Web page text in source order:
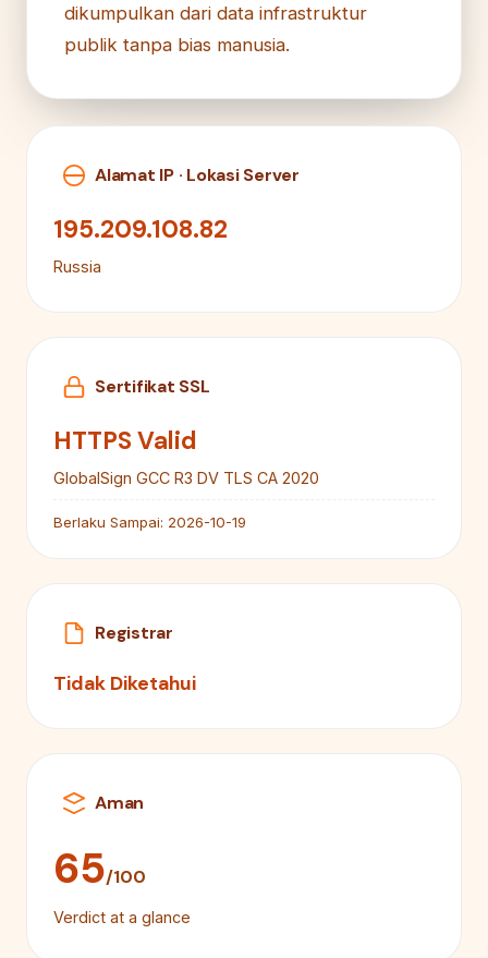
dikumpulkan dari data infrastruktur
publik tanpa bias manusia.
Alamat IP · Lokasi Server
195.209.108.82
Russia
Sertifikat SSL
HTTPS Valid
GlobalSign GCC R3 DV TLS CA 2020
Berlaku Sampai: 2026-10-19
Registrar
Tidak Diketahui
Aman
65/100
Verdict at a glance